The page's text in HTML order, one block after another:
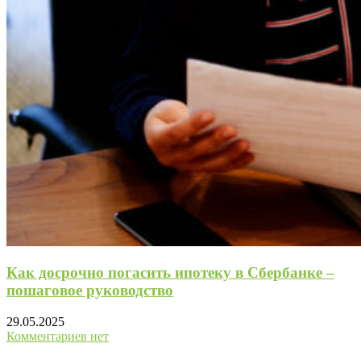
Как досрочно погасить ипотеку в Сбербанке –
пошаговое руководство
29.05.2025
Комментариев нет